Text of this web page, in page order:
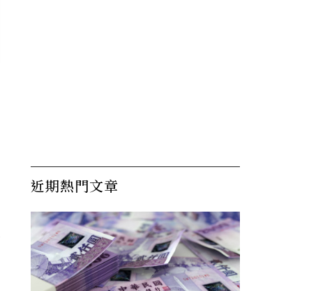
近期熱門文章